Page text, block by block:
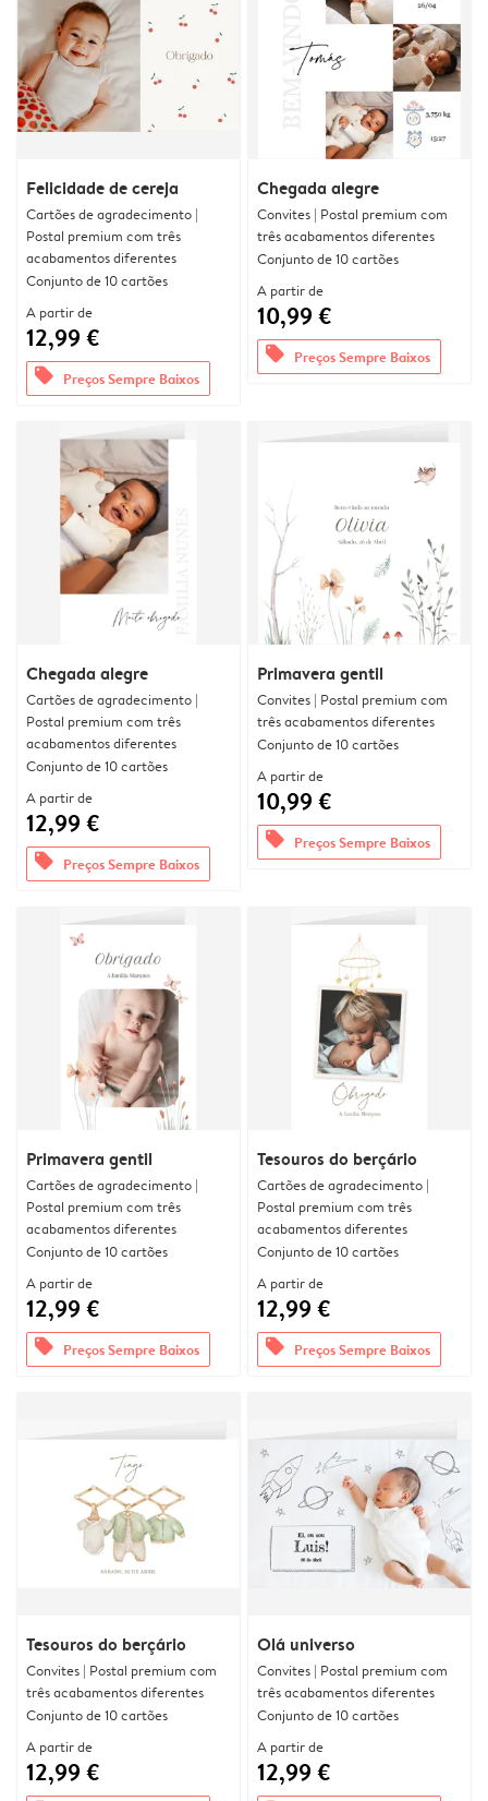
Felicidade de cereja
Cartões de agradecimento |
Postal premium com três
acabamentos diferentes
Conjunto de 10 cartões
A partir de
12,99 €
offers Preços Sempre Baixos
Chegada alegre
Convites | Postal premium com
três acabamentos diferentes
Conjunto de 10 cartões
A partir de
10,99 €
offers Preços Sempre Baixos
Chegada alegre
Cartões de agradecimento |
Postal premium com três
acabamentos diferentes
Conjunto de 10 cartões
A partir de
12,99 €
offers Preços Sempre Baixos
Primavera gentil
Convites | Postal premium com
três acabamentos diferentes
Conjunto de 10 cartões
A partir de
10,99 €
offers Preços Sempre Baixos
Primavera gentil
Cartões de agradecimento |
Postal premium com três
acabamentos diferentes
Conjunto de 10 cartões
A partir de
12,99 €
offers Preços Sempre Baixos
Tesouros do berçário
Cartões de agradecimento |
Postal premium com três
acabamentos diferentes
Conjunto de 10 cartões
A partir de
12,99 €
offers Preços Sempre Baixos
Tesouros do berçário
Convites | Postal premium com
três acabamentos diferentes
Conjunto de 10 cartões
A partir de
12,99 €
Olá universo
Convites | Postal premium com
três acabamentos diferentes
Conjunto de 10 cartões
A partir de
12,99 €